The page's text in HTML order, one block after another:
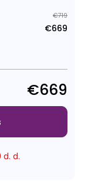
€719
€669
€669
d.